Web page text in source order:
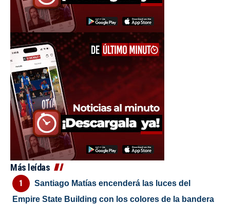
Más leídas
Santiago Matías encenderá las luces del
Empire State Building con los colores de la bandera